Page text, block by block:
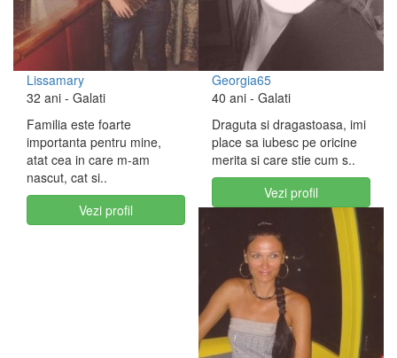
Lissamary
32 ani - Galati
Familia este foarte
importanta pentru mine,
atat cea in care m-am
nascut, cat si..
Vezi profil
Georgia65
40 ani - Galati
Draguta si dragastoasa, imi
place sa iubesc pe oricine
merita si care stie cum s..
Vezi profil